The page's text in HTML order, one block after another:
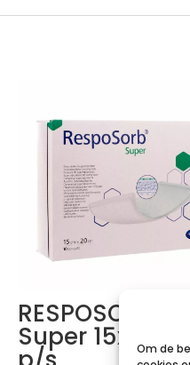
Om de
RESPOSORB
Super